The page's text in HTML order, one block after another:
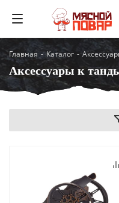
Главная - Каталог -
Аксессуары к